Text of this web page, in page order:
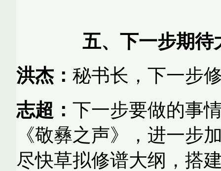
五、下一步期待
洪杰： 秘书长，下一步
志超： 下一步要做的事
《敬彝之声》，进一步
尽快草拟修谱大纲，搭